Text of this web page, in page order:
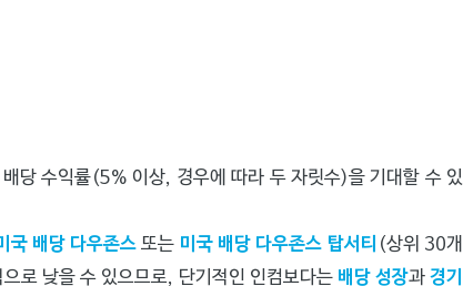
당 수익률(5% 이상, 경우에 따라 두 자릿수)을 기대할 수 있
국 배당 다우존스 또는 미국 배당 다우존스 탑서티 (상위 30개
로 낮을 수 있으므로, 단기적인 인컴보다는 배당 성장과경기